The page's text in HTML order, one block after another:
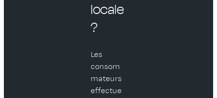
locale
?
Les
consom
mateurs
effectue